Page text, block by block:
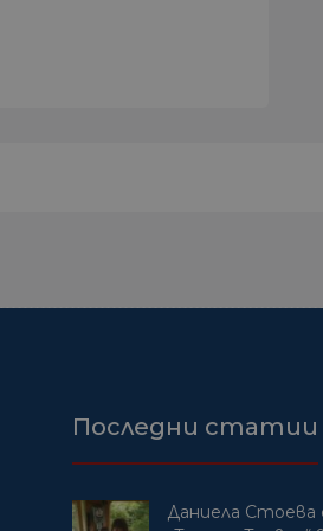
Последни статии
Даниела Стоева